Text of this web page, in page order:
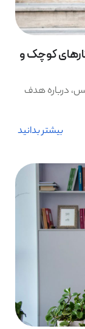
کوچک و
درباره هدف
بیشتر بدانید